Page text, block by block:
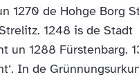
1270 de Hohge Borg
1248 is de Stadt
un 1288 Fürstenbarg.
In de